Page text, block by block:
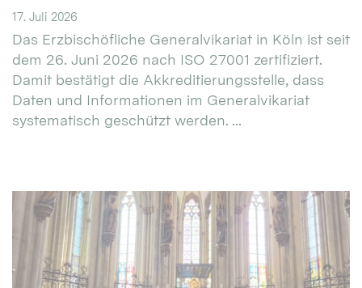
17. Juli 2026
Das Erzbischöfliche Generalvikariat in Köln ist seit
dem 26. Juni 2026 nach ISO 27001 zertifiziert.
Damit bestätigt die Akkreditierungsstelle, dass
Daten und Informationen im Generalvikariat
systematisch geschützt werden. ...